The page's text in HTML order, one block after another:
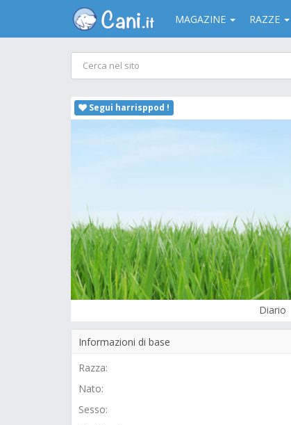
MAGAZINE RAZZE
Segui harrisppod !
Diario
Informazioni di base
Razza:
Nato:
Sesso: